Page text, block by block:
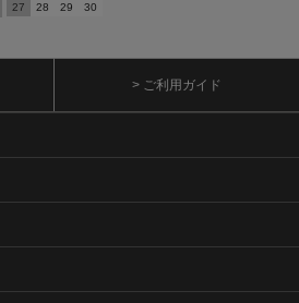
27
28 29 30
> ご利用ガイド